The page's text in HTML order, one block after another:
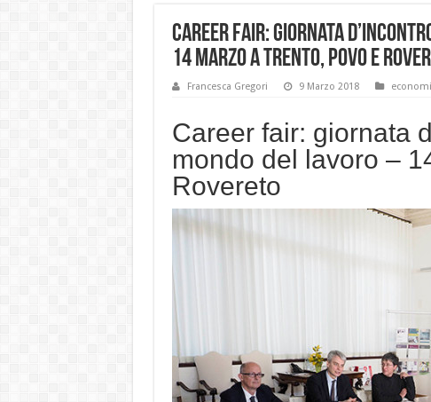
Career fair: giornata
14 marzo a Trento, Povo e
Francesca Gregori 9 Marzo 2018
Career fair: giornata
mondo del lavoro –
Rovereto